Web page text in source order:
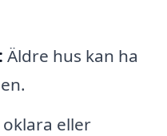
Äldre hus kan ha
eller